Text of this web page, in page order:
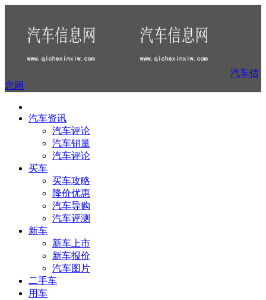
汽车信
息网
汽车资讯
汽车评论
汽车销量
汽车评论
买车
买车攻略
降价优惠
汽车导购
汽车评测
新车
新车上市
新车报价
汽车图片
二手车
用车